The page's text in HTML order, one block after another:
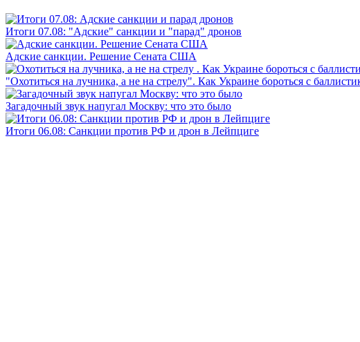
Итоги 07.08: "Адские" санкции и "парад" дронов
Адские санкции. Решение Сената США
"Охотиться на лучника, а не на стрелу". Как Украине бороться с
Загадочный звук напугал Москву: что это было
Итоги 06.08: Санкции против РФ и дрон в Лейпциге